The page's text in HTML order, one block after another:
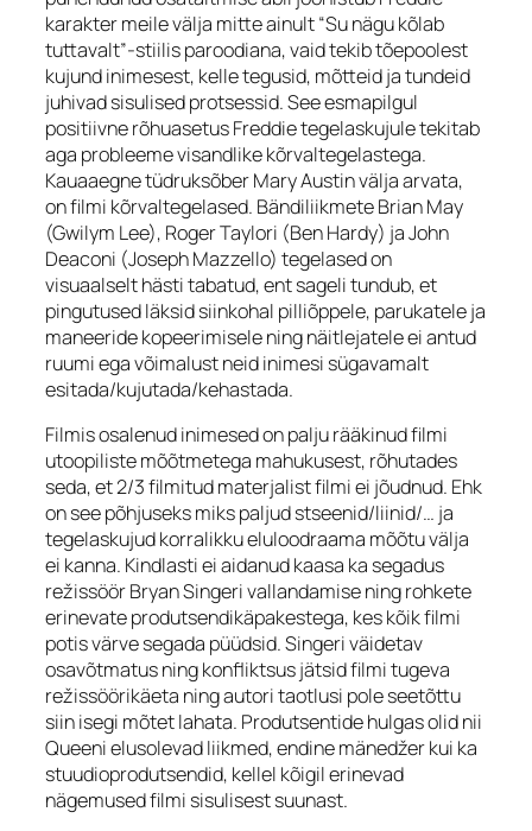
karakter meile välja mitte ainult “Su nägu kõlab
tuttavalt”-stiilis paroodiana, vaid tekib tõepoolest
kujund inimesest, kelle tegusid, mõtteid ja tundeid
juhivad sisulised protsessid. See esmapilgul
positiivne rõhuasetus Freddie tegelaskujule tekitab
aga probleeme visandlike kõrvaltegelastega.
Kauaaegne tüdruksõber Mary Austin välja arvata,
on filmi kõrvaltegelased. Bändiliikmete Brian May
(Gwilym Lee), Roger Taylori (Ben Hardy) ja John
Deaconi (Joseph Mazzello) tegelased on
visuaalselt hästi tabatud, ent sageli tundub, et
pingutused läksid siinkohal pilliõppele, parukatele ja
maneeride kopeerimisele ning näitlejatele ei antud
ruumi ega võimalust neid inimesi sügavamalt
esitada/kujutada/kehastada.
Filmis osalenud inimesed on palju rääkinud filmi
utoopiliste mõõtmetega mahukusest, rõhutades
seda, et 2/3 filmitud materjalist filmi ei jõudnud. Ehk
on see põhjuseks miks paljud stseenid/liinid/… ja
tegelaskujud korralikku eluloodraama mõõtu välja
ei kanna. Kindlasti ei aidanud kaasa ka segadus
režissöör Bryan Singeri vallandamise ning rohkete
erinevate produtsendikäpakestega, kes kõik filmi
potis värve segada püüdsid. Singeri väidetav
osavõtmatus ning konfliktsus jätsid filmi tugeva
režissöörikäeta ning autori taotlusi pole seetõttu
siin isegi mõtet lahata. Produtsentide hulgas olid nii
Queeni elusolevad liikmed, endine mänedžer kui ka
stuudioprodutsendid, kellel kõigil erinevad
nägemused filmi sisulisest suunast.